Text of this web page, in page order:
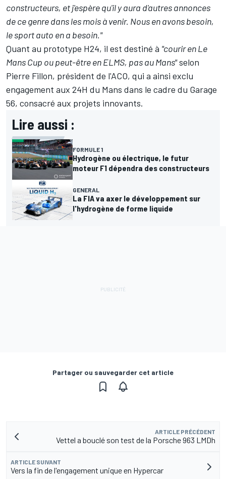
constructeurs, et j'espère qu'il y aura d'autres annonces
de ce genre dans les mois à venir. Nous en avons besoin,
le sport auto en a besoin."
Quant au prototype H24, il est destiné à "courir en Le
Mans Cup ou peut-être en ELMS, pas au Mans"selon
Pierre Fillon, président de l'ACO, qui a ainsi exclu
engagement aux 24H du Mans dans le cadre du Garage
56, consacré aux projets innovants.
Lire aussi :
FORMULE 1
Hydrogène ou électrique, le futur
moteur F1 dépendra des constructeurs
GENERAL
La FIA va axer le développement sur
l'hydrogène de forme liquide
Partager ou sauvegarder cet article
ARTICLE PRÉCÉDENT
Vettel a bouclé son test de la Porsche 963 LMDh
ARTICLE SUIVANT
Vers la fin de l'engagement unique en Hypercar